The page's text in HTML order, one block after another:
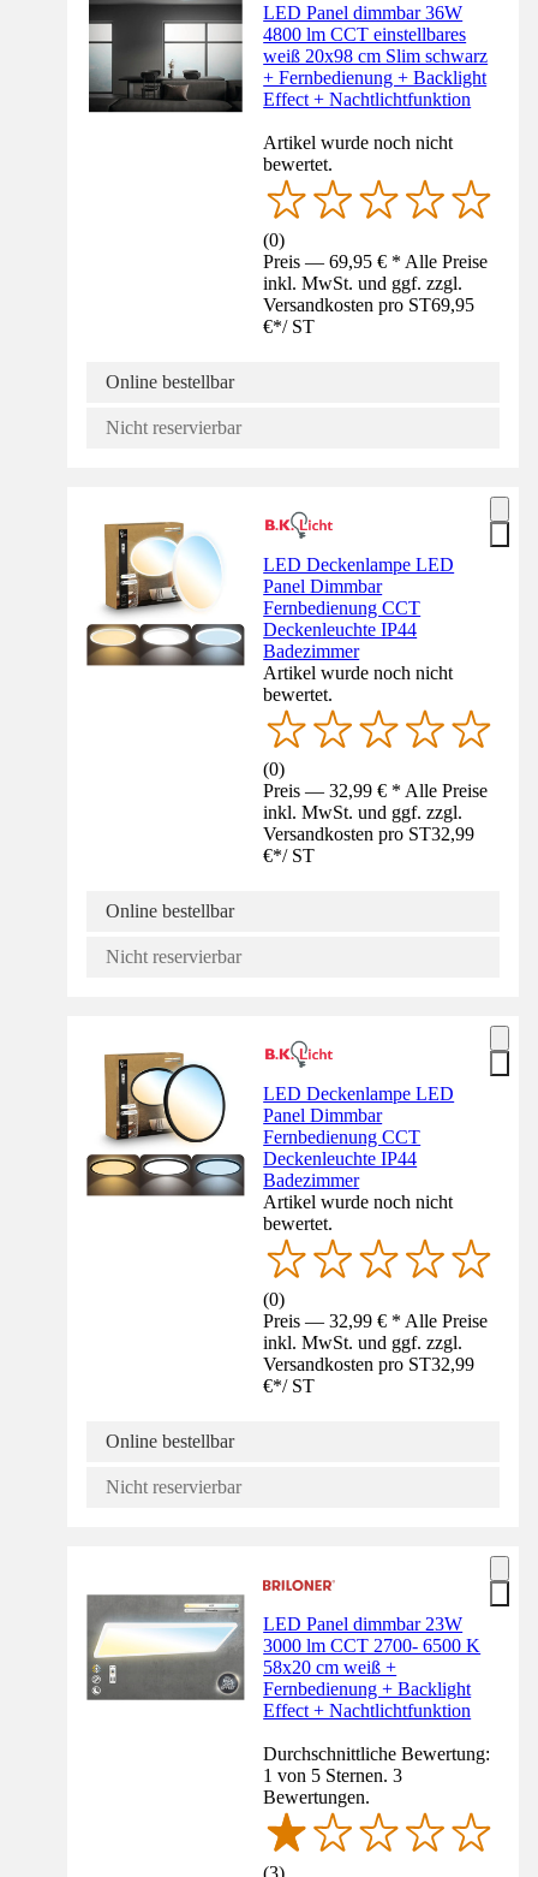
LED Panel dimmbar 36W
4800 lm CCT einstellbares
weiß 20x98 cm Slim schwarz
+ Fernbedienung + Backlight
Effect + Nachtlichtfunktion
Artikel wurde noch nicht
bewertet.
(0)
Preis — 69,95 € * Alle Preise
inkl. MwSt. und ggf. zzgl.
Versandkosten pro ST69,95
€*/ ST
Online bestellbar
Nicht reservierbar
LED Deckenlampe LED
Panel Dimmbar
Fernbedienung CCT
Deckenleuchte IP44
Badezimmer
Artikel wurde noch nicht
bewertet.
(0)
Preis — 32,99 € * Alle Preise
inkl. MwSt. und ggf. zzgl.
Versandkosten pro ST32,99
€*/ ST
Online bestellbar
Nicht reservierbar
LED Deckenlampe LED
Panel Dimmbar
Fernbedienung CCT
Deckenleuchte IP44
Badezimmer
Artikel wurde noch nicht
bewertet.
(0)
Preis — 32,99 € * Alle Preise
inkl. MwSt. und ggf. zzgl.
Versandkosten pro ST32,99
€*/ ST
Online bestellbar
Nicht reservierbar
LED Panel dimmbar 23W
3000 lm CCT 2700- 6500 K
58x20 cm weiß +
Fernbedienung + Backlight
Effect + Nachtlichtfunktion
Durchschnittliche Bewertung:
1 von 5 Sternen. 3
Bewertungen.
(3)